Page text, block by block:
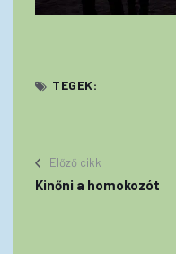
TEGEK:
Előző cikk
Kinőni a homokozót